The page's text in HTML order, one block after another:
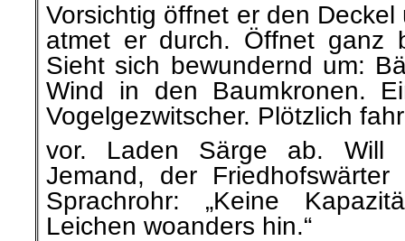
Vorsichtig öffnet er den
atmet er durch. Öffnet ganz
Sieht sich bewundernd um:
Wind in den Baumkronen.
Vogelgezwitscher. Plötzlich
vor. Laden Särge ab. Will
Jemand, der
Sprachrohr: „Keine
Leichen woanders hin.“